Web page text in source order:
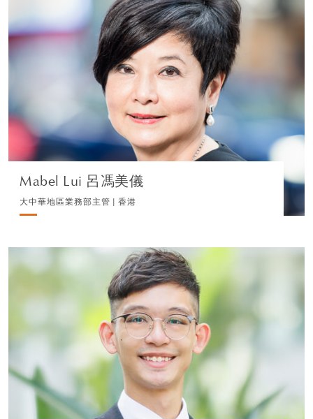
Mabel Lui 呂馮美儀
大中華地區業務部主管 | 香港
Mabel Lui 呂馮美儀
大中華地區業務部主管 | 香港
Ming Chan 陳銘暉
瀏覽簡介